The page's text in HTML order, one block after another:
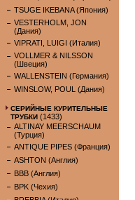
TSUGE IKEBANA (Япония)
VESTERHOLM, JON
(Дания)
VIPRATI, LUIGI (Италия)
VOLLMER & NILSSON
(Швеция)
WALLENSTEIN (Германия)
WINSLOW, POUL (Дания)
СЕРИЙНЫЕ КУРИТЕЛЬНЫЕ
ТРУБКИ (1433)
ALTINAY MEERSCHAUM
(Турция)
ANTIQUE PIPES (Франция)
ASHTON (Англия)
BBB (Англия)
BPK (Чехия)